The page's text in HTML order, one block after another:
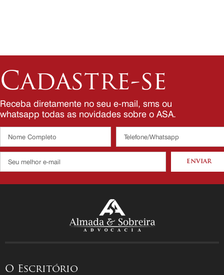
Cadastre-se
Receba diretamente no seu e-mail, sms ou
whatsapp todas as novidades sobre o ASA.
O Escritório